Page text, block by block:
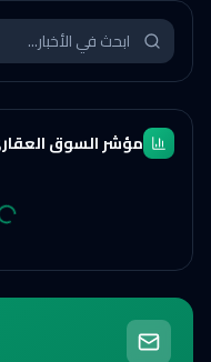
مؤشر السوق